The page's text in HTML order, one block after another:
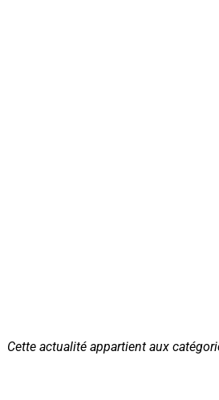
Cette actualité appartient aux